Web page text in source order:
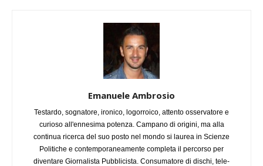
Emanuele Ambrosio
Testardo, sognatore, ironico, logorroico, attento osservatore e
curioso all'ennesima potenza. Campano di origini, ma alla
continua ricerca del suo posto nel mondo si laurea in Scienze
Politiche e contemporaneamente completa il percorso per
diventare Giornalista Pubblicista. Consumatore di dischi, tele-